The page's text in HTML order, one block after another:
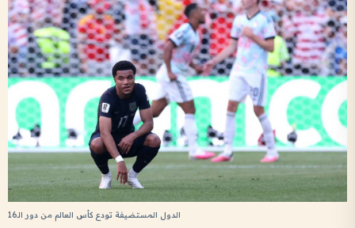
الدول المستضيفة تودع كأس العالم من دور الـ16